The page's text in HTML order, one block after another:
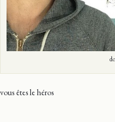
vous êtes le héros